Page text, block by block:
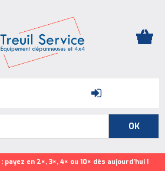
en 2×, 3×, 4× ou 10× dès aujourd’hui !